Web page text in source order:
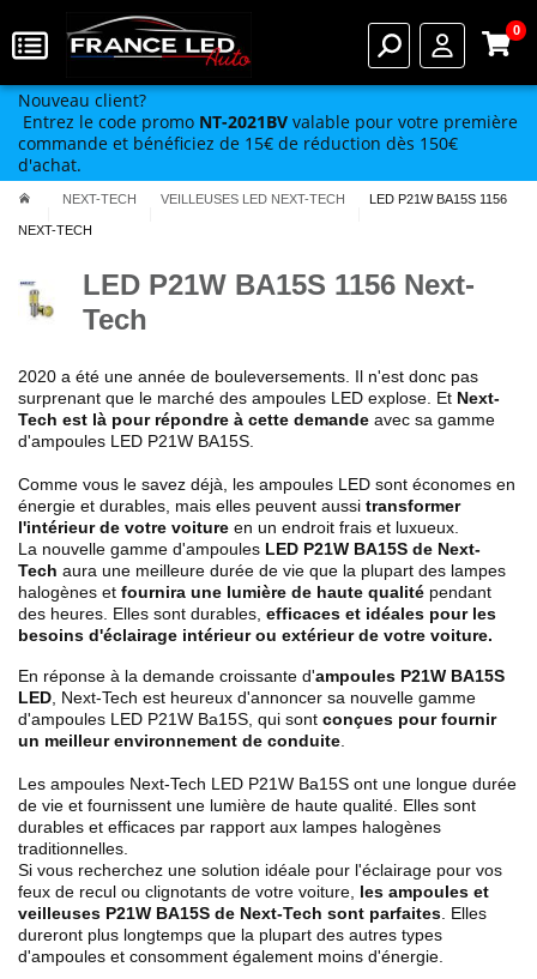
0
Nouveau client?
Entrez le code promo NT-2021BV valable pour votre première
commande et bénéficiez de 15€ de réduction dès 150€
d'achat.
NEXT-TECH VEILLEUSES LED NEXT-TECH LED P21W BA15S 1156
NEXT-TECH
LED P21W BA15S 1156 Next-
Tech
2020 a été une année de bouleversements. Il n'est donc pas
surprenant que le marché des ampoules LED explose. Et Next-
Tech est là pour répondre à cette demande avec sa gamme
d'ampoules LED P21W BA15S.
Comme vous le savez déjà, les ampoules LED sont économes en
énergie et durables, mais elles peuvent aussi transformer
l'intérieur de votre voiture en un endroit frais et luxueux.
La nouvelle gamme d'ampoules LED P21W BA15S de Next-
Tech aura une meilleure durée de vie que la plupart des lampes
halogènes et fournira une lumière de haute qualité pendant
des heures. Elles sont durables, efficaces et idéales pour les
besoins d'éclairage intérieur ou extérieur de votre voiture.
En réponse à la demande croissante d'ampoules P21W BA15S
LED , Next-Tech est heureux d'annoncer sa nouvelle gamme
d'ampoules LED P21W Ba15S, qui sont conçues pour fournir
un meilleur environnement de conduite
Les ampoules Next-Tech LED P21W Ba15S ont une longue durée
de vie et fournissent une lumière de haute qualité. Elles sont
durables et efficaces par rapport aux lampes halogènes
traditionnelles.
Si vous recherchez une solution idéale pour l'éclairage pour vos
feux de recul ou clignotants de votre voiture, les ampoules et
veilleuses P21W BA15S de Next-Tech sont parfaites . Elles
dureront plus longtemps que la plupart des autres types
d'ampoules et consomment également moins d'énergie.